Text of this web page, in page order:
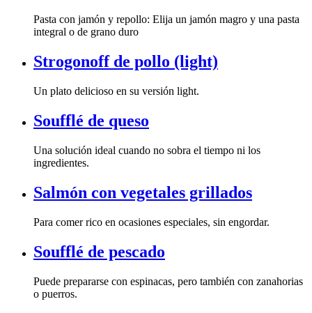
integral o de grano duro
Strogonoff de pollo (light)
Un plato delicioso en su versión light.
Soufflé de queso
ingredientes.
Salmón con vegetales grillados
Para comer rico en ocasiones especiales, sin engordar.
Soufflé de pescado
o puerros.